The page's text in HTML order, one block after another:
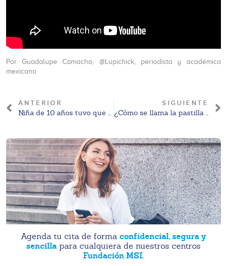
Por Guadalupe Camacho, @Lupichick, periodista y académica
mexicana
ANTERIOR
Niña de 10 años tuvo que viajar a otro Estado para interrumpir su embarazo.
SIGUIENTE
¿Cómo se llama la pastilla para abortar?
Agenda tu cita de forma confidencial, segura y
sencilla para cualquiera de nuestros centros
Fundación MSI.